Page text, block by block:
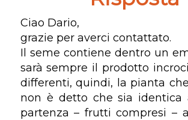
Ciao Dario,
grazie per averci contattato.
Il seme contiene dentro un
sarà sempre il prodotto
differenti, quindi, la pianta
non è detto che sia identica
partenza – frutti compresi –